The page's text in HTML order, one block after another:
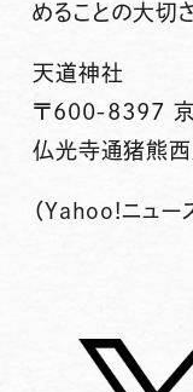
めることの大切
天道神社
〒600-8397 京
仏光寺通猪熊
（Yahoo!ニュー